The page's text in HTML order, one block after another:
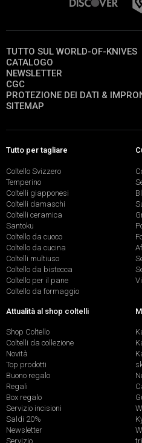
TUTTO SUL WORLD-OF-KNIVES
CATALOGO
NEWSLETTER
CGC
PROTEZIONE DEI DATI &
SITEMAP
Tutto per tagliare
Coltello Svizzero
Temperino
Coltelli giapponesi
Coltelli damaschi
Coltelli ceramica
Santoku
Coltello da cuoco
Coltello da cucina
Coltelli multiuso
Coltello da bistecca
Coltello per il pane
Coltello da formaggio
Attualità al shop coltelli
Shop Coltello
Coltelli da collezione
Novità
Top prodotti
Buono regalo
Regali
Box regalo
Servizio incisioni
Saldi 20%
Newsletter
Servizio